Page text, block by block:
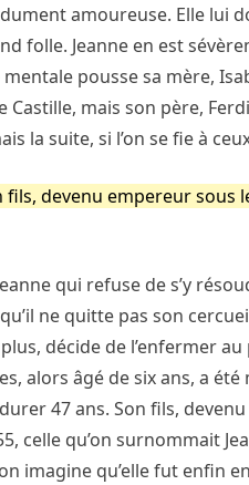
amoureuse. Elle
folle. Jeanne en est
pousse sa mère,
mais son père,
la suite, si l’on se fie à
fils, devenu empereur
qui refuse de s’y
ne quitte pas son
décide de l’enfermer
alors âgé de six ans, a
47 ans. Son fils,
celle qu’on surnommait
imagine qu’elle fut enfin